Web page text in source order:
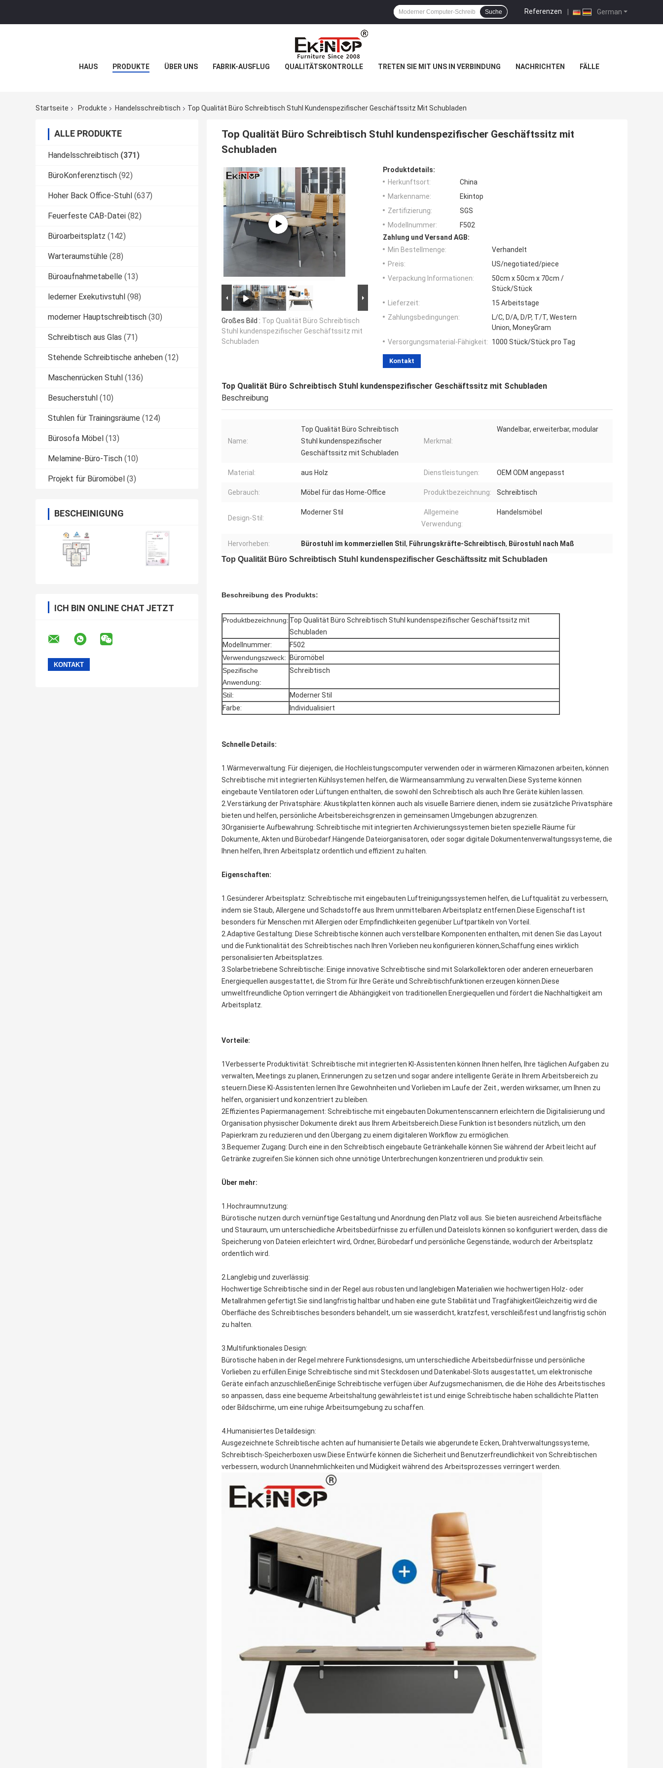
German
Referenzen |
Suche
HAUS PRODUKTE ÜBER UNS FABRIK-AUSFLUG QUALITÄTSKONTROLLE TRETEN SIE MIT UNS IN VERBINDUNG NACHRICHTEN FÄLLE
Startseite Produkte Handelsschreibtisch Top Qualität Büro Schreibtisch Stuhl Kundenspezifischer Geschäftssitz Mit Schubladen
ALLE PRODUKTE
Handelsschreibtisch (371)
BüroKonferenztisch (92)
Hoher Back Office-Stuhl (637)
Feuerfeste CAB-Datei (82)
Büroarbeitsplatz (142)
Warteraumstühle (28)
Büroaufnahmetabelle (13)
lederner Exekutivstuhl (98)
moderner Hauptschreibtisch (30)
Schreibtisch aus Glas (71)
Stehende Schreibtische anheben (12)
Maschenrücken Stuhl (136)
Besucherstuhl (10)
Stuhlen für Trainingsräume (124)
Bürosofa Möbel (13)
Melamine-Büro-Tisch (10)
Projekt für Büromöbel (3)
BESCHEINIGUNG
ICH BIN ONLINE CHAT JETZT
Top Qualität Büro Schreibtisch Stuhl kundenspezifischer Geschäftssitz mit
Schubladen
Großes Bild : Top Qualität Büro Schreibtisch
Stuhl kundenspezifischer Geschäftssitz mit
Schubladen
Produktdetails:
Herkunftsort:
China
Markenname:
Ekintop
Zertifizierung:
SGS
Modellnummer:
F502
Zahlung und Versand AGB:
Min Bestellmenge:
Verhandelt
Preis:
US/negotiated/piece
Verpackung Informationen:
50cm x 50cm x 70cm /
Stück/Stück
Lieferzeit:
15 Arbeitstage
Zahlungsbedingungen:
L/C, D/A, D/P, T/T, Western
Union, MoneyGram
Versorgungsmaterial-Fähigkeit:
1000 Stück/Stück pro Tag
Kontakt
Top Qualität Büro Schreibtisch Stuhl kundenspezifischer Geschäftssitz mit Schubladen
Beschreibung
Name:
Top Qualität Büro Schreibtisch
Stuhl kundenspezifischer
Geschäftssitz mit Schubladen
Merkmal:
Wandelbar, erweiterbar, modular
Material: aus Holz Dienstleistungen: OEM ODM angepasst
Gebrauch: Möbel für das Home-Office Produktbezeichnung: Schreibtisch
Design-Stil:
Moderner Stil
Allgemeine
Verwendung:
Handelsmöbel
Hervorheben: Bürostuhl im kommerziellen Stil , Führungskräfte-Schreibtisch, Bürostuhl nach Maß
Top Qualität Büro Schreibtisch Stuhl kundenspezifischer Geschäftssitz mit Schubladen
Beschreibung des Produkts:
Produktbezeichnung: Top Qualität Büro Schreibtisch Stuhl kundenspezifischer Geschäftssitz mit
Schubladen
Modellnummer:
F502
Verwendungszweck:
Büromöbel
Spezifische
Anwendung:
Schreibtisch
Stil:
Moderner Stil
Farbe:
Individualisiert
Schnelle Details:
1.Wärmeverwaltung: Für diejenigen, die Hochleistungscomputer verwenden oder in wärmeren Klimazonen arbeiten, können
Schreibtische mit integrierten Kühlsystemen helfen, die Wärmeansammlung zu verwalten.Diese Systeme können
eingebaute Ventilatoren oder Lüftungen enthalten, die sowohl den Schreibtisch als auch Ihre Geräte kühlen lassen.
2.Verstärkung der Privatsphäre: Akustikplatten können auch als visuelle Barriere dienen, indem sie zusätzliche Privatsphäre
bieten und helfen, persönliche Arbeitsbereichsgrenzen in gemeinsamen Umgebungen abzugrenzen.
3Organisierte Aufbewahrung: Schreibtische mit integrierten Archivierungssystemen bieten spezielle Räume für
Dokumente, Akten und Bürobedarf.Hängende Dateiorganisatoren, oder sogar digitale Dokumentenverwaltungssysteme, die
Ihnen helfen, Ihren Arbeitsplatz ordentlich und effizient zu halten.
Eigenschaften:
1.Gesünderer Arbeitsplatz: Schreibtische mit eingebauten Luftreinigungssystemen helfen, die Luftqualität zu verbessern,
indem sie Staub, Allergene und Schadstoffe aus Ihrem unmittelbaren Arbeitsplatz entfernen.Diese Eigenschaft ist
besonders für Menschen mit Allergien oder Empfindlichkeiten gegenüber Luftpartikeln von Vorteil.
2.Adaptive Gestaltung: Diese Schreibtische können auch verstellbare Komponenten enthalten, mit denen Sie das Layout
und die Funktionalität des Schreibtisches nach Ihren Vorlieben neu konfigurieren können,Schaffung eines wirklich
personalisierten Arbeitsplatzes.
3.Solarbetriebene Schreibtische: Einige innovative Schreibtische sind mit Solarkollektoren oder anderen erneuerbaren
Energiequellen ausgestattet, die Strom für Ihre Geräte und Schreibtischfunktionen erzeugen können.Diese
umweltfreundliche Option verringert die Abhängigkeit von traditionellen Energiequellen und fördert die Nachhaltigkeit am
Arbeitsplatz.
Vorteile:
1Verbesserte Produktivität: Schreibtische mit integrierten KI-Assistenten können Ihnen helfen, Ihre täglichen Aufgaben zu
verwalten, Meetings zu planen, Erinnerungen zu setzen und sogar andere intelligente Geräte in Ihrem Arbeitsbereich zu
steuern.Diese KI-Assistenten lernen Ihre Gewohnheiten und Vorlieben im Laufe der Zeit., werden wirksamer, um Ihnen zu
helfen, organisiert und konzentriert zu bleiben.
2Effizientes Papiermanagement: Schreibtische mit eingebauten Dokumentenscannern erleichtern die Digitalisierung und
Organisation physischer Dokumente direkt aus Ihrem Arbeitsbereich.Diese Funktion ist besonders nützlich, um den
Papierkram zu reduzieren und den Übergang zu einem digitaleren Workflow zu ermöglichen.
3.Bequemer Zugang: Durch eine in den Schreibtisch eingebaute Getränkehalle können Sie während der Arbeit leicht auf
Getränke zugreifen.Sie können sich ohne unnötige Unterbrechungen konzentrieren und produktiv sein.
Über mehr:
1.Hochraumnutzung:
Bürotische nutzen durch vernünftige Gestaltung und Anordnung den Platz voll aus. Sie bieten ausreichend Arbeitsfläche
und Stauraum, um unterschiedliche Arbeitsbedürfnisse zu erfüllen.und Dateislots können so konfiguriert werden, dass die
Speicherung von Dateien erleichtert wird, Ordner, Bürobedarf und persönliche Gegenstände, wodurch der Arbeitsplatz
ordentlich wird.
2.Langlebig und zuverlässig:
Hochwertige Schreibtische sind in der Regel aus robusten und langlebigen Materialien wie hochwertigen Holz- oder
Metallrahmen gefertigt.Sie sind langfristig haltbar und haben eine gute Stabilität und TragfähigkeitGleichzeitig wird die
Oberfläche des Schreibtisches besonders behandelt, um sie wasserdicht, kratzfest, verschleißfest und langfristig schön
zu halten.
3.Multifunktionales Design:
Bürotische haben in der Regel mehrere Funktionsdesigns, um unterschiedliche Arbeitsbedürfnisse und persönliche
Vorlieben zu erfüllen.Einige Schreibtische sind mit Steckdosen und Datenkabel-Slots ausgestattet, um elektronische
Geräte einfach anzuschließenEinige Schreibtische verfügen über Aufzugsmechanismen, die die Höhe des Arbeitstisches
so anpassen, dass eine bequeme Arbeitshaltung gewährleistet ist.und einige Schreibtische haben schalldichte Platten
oder Bildschirme, um eine ruhige Arbeitsumgebung zu schaffen.
4.Humanisiertes Detaildesign:
Ausgezeichnete Schreibtische achten auf humanisierte Details wie abgerundete Ecken, Drahtverwaltungssysteme,
Schreibtisch-Speicherboxen usw.Diese Entwürfe können die Sicherheit und Benutzerfreundlichkeit von Schreibtischen
verbessern, wodurch Unannehmlichkeiten und Müdigkeit während des Arbeitsprozesses verringert werden.